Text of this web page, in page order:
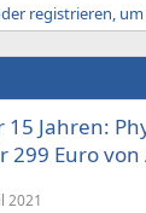
registrieren,
15 Jahren:
299 Euro von
2021